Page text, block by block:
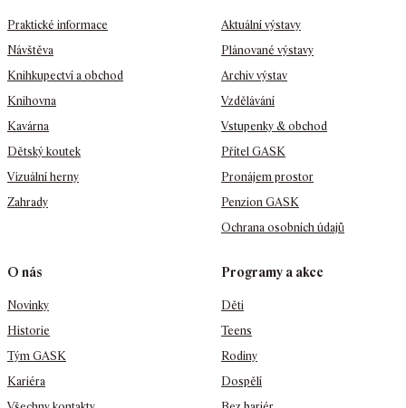
Praktické informace
Návštěva
Knihkupectví a obchod
Knihovna
Kavárna
Dětský koutek
Vizuální herny
Zahrady
Aktuální výstavy
Plánované výstavy
Archiv výstav
Vzdělávání
Vstupenky & obchod
Přítel GASK
Pronájem prostor
Penzion GASK
Ochrana osobních údajů
O nás
Novinky
Historie
Tým GASK
Kariéra
Programy a akce
Děti
Teens
Rodiny
Dospělí